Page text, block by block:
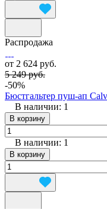
Распродажа
от 2 624 руб.
5 249 руб.
-50%
Бюстгальтер пуш-ап
В наличии: 1
В корзину
В наличии: 1
В корзину